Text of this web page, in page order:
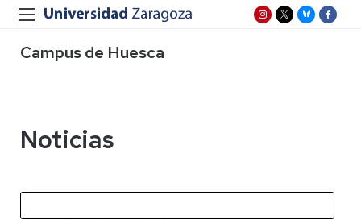
Campus de Huesca
Noticias